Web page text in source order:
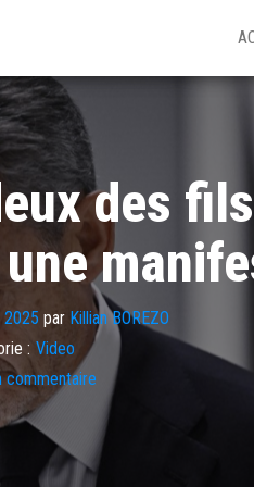
des
par Killian BOREZO
: Video
commentaire